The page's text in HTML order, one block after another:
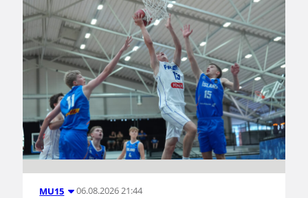
MU15 06.08.2026 21:44